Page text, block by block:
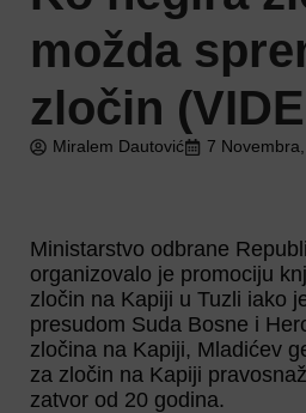
možda
zločin
Miralem Dautović 7
Ministarstvo odbrane
organizovalo je promociju
zločin na Kapiji u Tuzli iako
presudom Suda Bosne i
zločina na Kapiji, Mladićev
za zločin na Kapiji
zatvor od 20 godina.